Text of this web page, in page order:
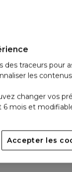
des traceurs pour
les
changer vos
6 mois et
Accepter les